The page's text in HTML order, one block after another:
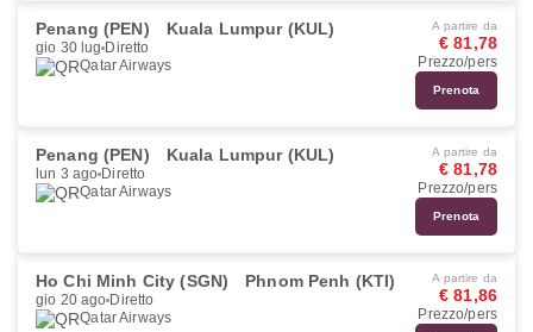
Penang (PEN) Kuala Lumpur (KUL)
gio 30 lug Diretto
Qatar Airways
A partire da
€ 81,78
Prezzo/pers
Prenota
Penang (PEN) Kuala Lumpur (KUL)
lun 3 ago Diretto
Qatar Airways
A partire da
€ 81,78
Prezzo/pers
Prenota
Ho Chi Minh City (SGN) Phnom Penh (KTI)
gio 20 ago Diretto
Qatar Airways
A partire da
€ 81,86
Prezzo/pers